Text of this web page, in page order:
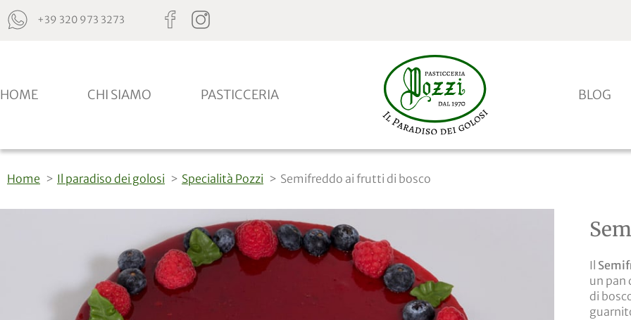
+39 320 973 3273
HOME CHI SIAMO PASTICCERIA BLOG
Home Il paradiso dei golosi Specialità Pozzi Semifreddo ai frutti di bosco
Il
un pan
di